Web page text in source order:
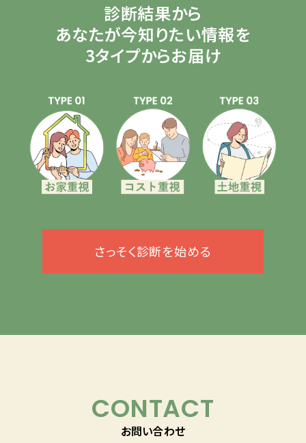
診断結果から
あなたが今知りたい情報を
3タイプからお届け
さっそく診断を始める
CONTACT
お問い合わせ